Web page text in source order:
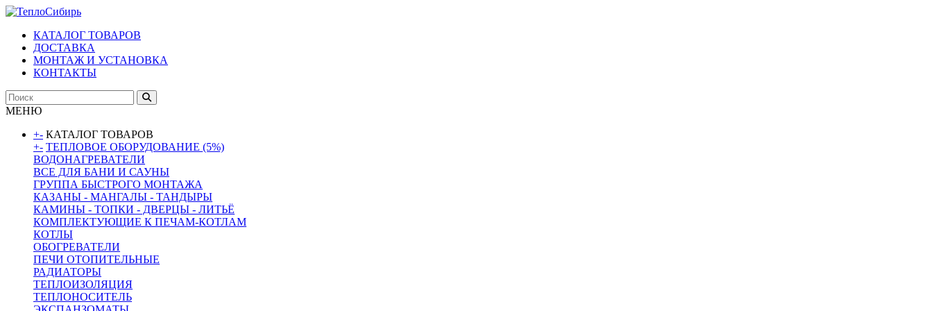
КАТАЛОГ ТОВАРОВ
ДОСТАВКА
МОНТАЖ И УСТАНОВКА
КОНТАКТЫ
МЕНЮ
+- КАТАЛОГ ТОВАРОВ
+- ТЕПЛОВОЕ ОБОРУДОВАНИЕ (5%)
ВОДОНАГРЕВАТЕЛИ
ВСЕ ДЛЯ БАНИ И САУНЫ
ГРУППА БЫСТРОГО МОНТАЖА
КАЗАНЫ - МАНГАЛЫ - ТАНДЫРЫ
КАМИНЫ - ТОПКИ - ДВЕРЦЫ - ЛИТЬЁ
КОМПЛЕКТУЮЩИЕ К ПЕЧАМ-КОТЛАМ
КОТЛЫ
ОБОГРЕВАТЕЛИ
ПЕЧИ ОТОПИТЕЛЬНЫЕ
РАДИАТОРЫ
ТЕПЛОИЗОЛЯЦИЯ
ТЕПЛОНОСИТЕЛЬ